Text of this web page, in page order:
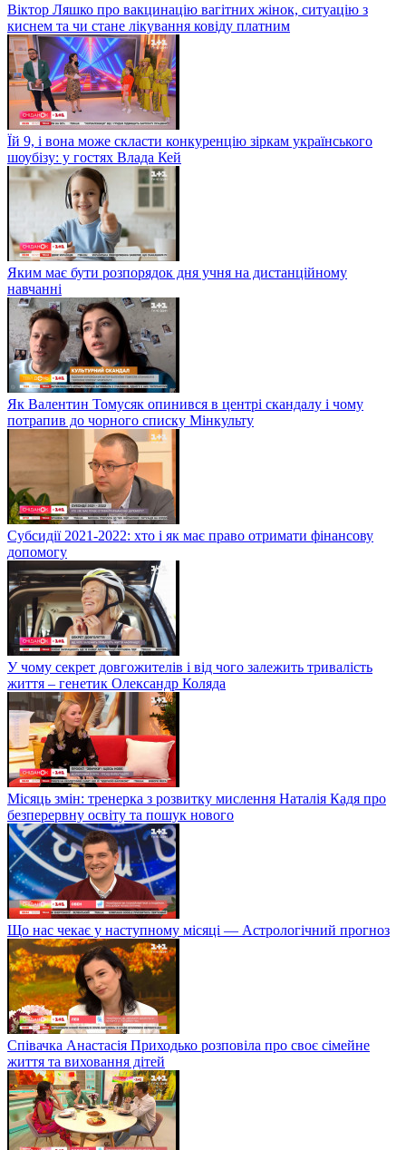
Віктор Ляшко про вакцинацію вагітних жінок, ситуацію з
киснем та чи стане лікування ковіду платним
Їй 9, і вона може скласти конкуренцію зіркам українського
шоубізу: у гостях Влада Кей
Яким має бути розпорядок дня учня на дистанційному
навчанні
Як Валентин Томусяк опинився в центрі скандалу і чому
потрапив до чорного списку Мінкульту
Субсидії 2021-2022: хто і як має право отримати фінансову
допомогу
У чому секрет довгожителів і від чого залежить тривалість
життя – генетик Олександр Коляда
Місяць змін: тренерка з розвитку мислення Наталія Кадя про
безперервну освіту та пошук нового
Що нас чекає у наступному місяці — Астрологічний прогноз
Співачка Анастасія Приходько розповіла про своє сімейне
життя та виховання дітей